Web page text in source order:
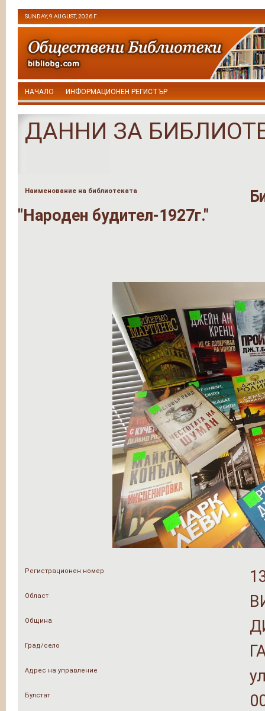
SUNDAY, 9 AUGUST, 2026 Г.
НАЧАЛО ИНФОРМАЦИОНЕН РЕГИСТЪР
ДАННИ ЗА
Наименование на библиотеката
"Народен будител-1927г."
Регистрационен номер
Област
Община
Град/село
Адрес на управление
Булстат